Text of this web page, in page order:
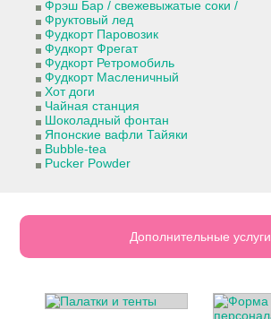
Фрэш Бар / свежевыжатые соки /
Фруктовый лед
Фудкорт Паровозик
Фудкорт Фрегат
Фудкорт Ретромобиль
Фудкорт Масленичный
Хот доги
Чайная станция
Шоколадный фонтан
Японские вафли Тайяки
Bubble-tea
Pucker Powder
Дополнительные услуги